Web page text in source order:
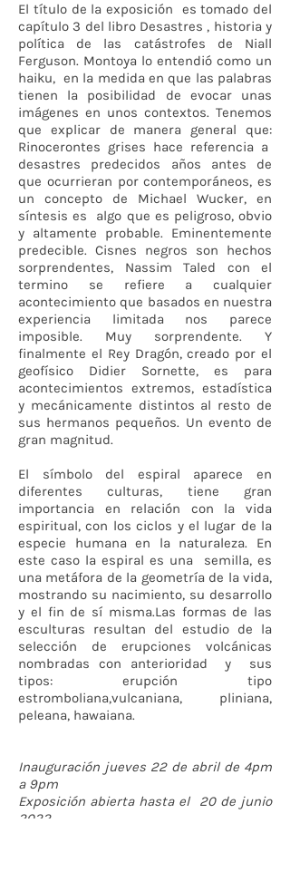
El título de la exposición es tomado del
capítulo 3 del libro Desastres , historia y
política de las catástrofes de Niall
Ferguson. Montoya lo entendió como un
haiku, en la medida en que las palabras
tienen la posibilidad de evocar unas
imágenes en unos contextos. Tenemos
que explicar de manera general que:
Rinocerontes grises hace referencia a
desastres predecidos años antes de
que ocurrieran por contemporáneos, es
un concepto de Michael Wucker, en
síntesis es algo que es peligroso, obvio
y altamente probable. Eminentemente
predecible. Cisnes negros son hechos
sorprendentes, Nassim Taled con el
termino se refiere a cualquier
acontecimiento que basados en nuestra
experiencia limitada nos parece
imposible. Muy sorprendente. Y
finalmente el Rey Dragón, creado por el
geofísico Didier Sornette, es para
acontecimientos extremos, estadística
y mecánicamente distintos al resto de
sus hermanos pequeños. Un evento de
gran magnitud.
El símbolo del espiral aparece en
diferentes culturas, tiene gran
importancia en relación con la vida
espiritual, con los ciclos y el lugar de la
especie humana en la naturaleza. En
este caso la espiral es una semilla, es
una metáfora de la geometría de la vida,
mostrando su nacimiento, su desarrollo
y el fin de sí misma.Las formas de las
esculturas resultan del estudio de la
selección de erupciones volcánicas
nombradas con anterioridad y sus
tipos: erupción tipo
estromboliana,vulcaniana, pliniana,
peleana, hawaiana.
Inauguración jueves 22 de abril de 4pm
a 9pm
Exposición abierta hasta el 20 de junio
2022